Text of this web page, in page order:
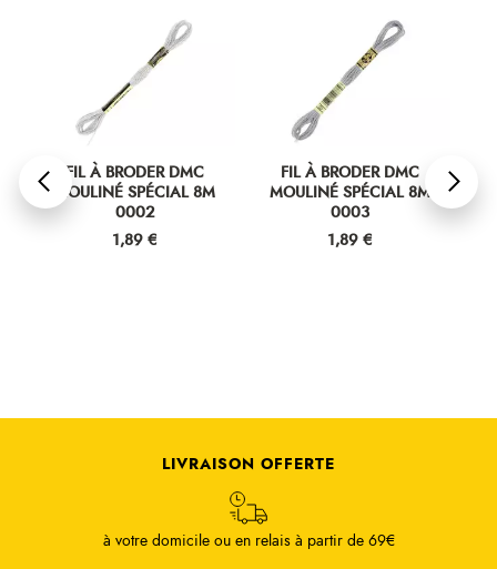
FIL À BRODER DMC
MOULINÉ SPÉCIAL 8M
0002
Prix
1,89 €
FIL À BRODER DMC
MOULINÉ SPÉCIAL 8M
0003
Prix
1,89 €
LIVRAISON OFFERTE
à votre domicile ou en relais à partir de 69€